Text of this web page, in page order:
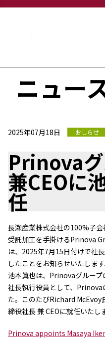
役員・執行役員
国内・海外のNAGASEグループ
ニュース
2026年
2025年
2024年
2023年
2022年
2021年
2020年
2019年
2018年
ニュー
2025年07月18日 おしらせ
Prinovaグ
兼CEOに
任
長瀬産業株式会社の100%子会
受託加工を手掛けるPrinova
は、2025年7月15日付けで社
したことをお知らせいたします
池本眞也は、Prinovaグループ
社長執行役員として、Prinova
た。このたびRichard
締役社長 兼 CEOに就任いたし
Prinova appoints Masaya